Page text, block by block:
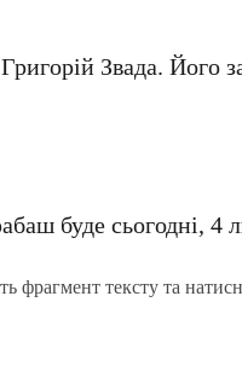
Звада. Його
буде сьогодні, 4
фрагмент тексту та